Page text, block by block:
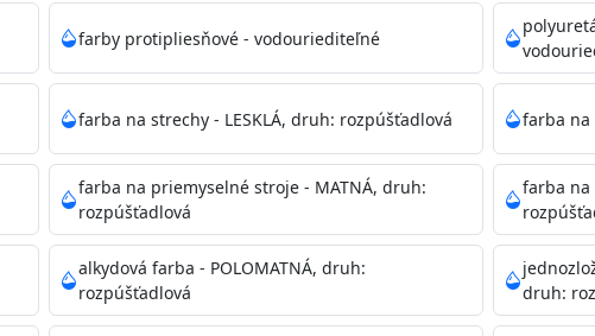
spôsobu aplikácie. Dobre premiešajte a občas opakujte aj
farba zasychá na dotyk po 30-60min./23°C po dokonalom
Doba schnutia je závislá na poveternostných
alebo pri relatívnej vlhkosti nad 80%.
na bezpečnú likvidáciu.
farby protipliesňové - vodouriediteľné
farba na strechy - LESKLÁ, druh: rozpúšťadlová farba na
farba na priemyselné stroje - MATNÁ, druh:
rozpúšťadlová
farba na
alkydová farba - POLOMATNÁ, druh:
rozpúšťadlová
druh: